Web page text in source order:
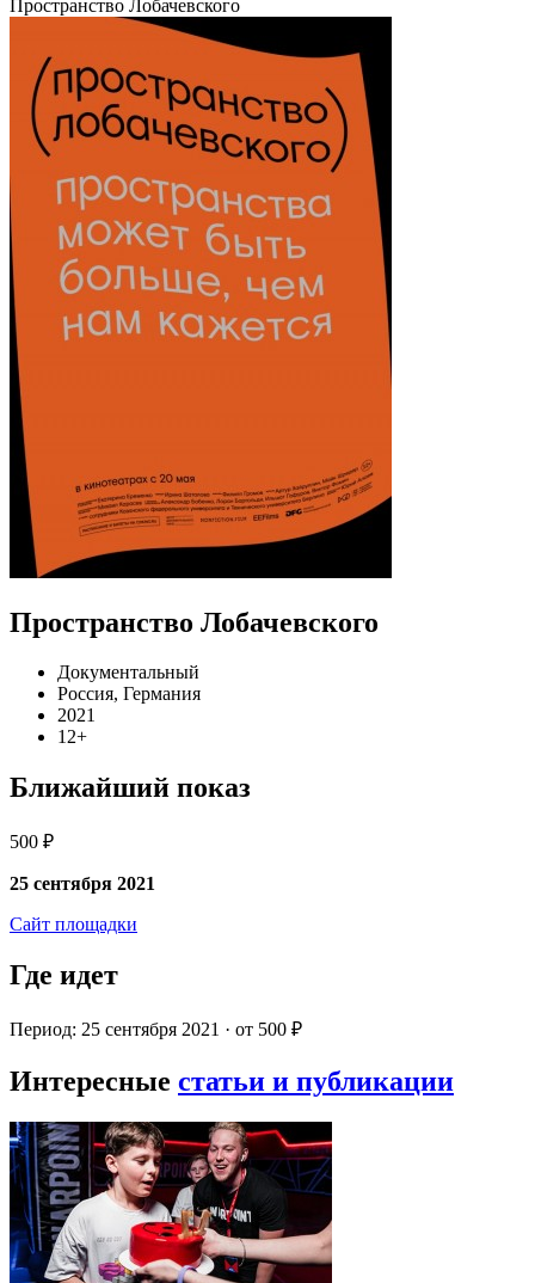
Пространство Лобачевского
Пространство Лобачевского
Документальный
Россия, Германия
2021
12+
Ближайший показ
500 ₽
25 сентября 2021
Сайт площадки
Где идет
Период: 25 сентября 2021 · от 500 ₽
Интересные статьи и публикации